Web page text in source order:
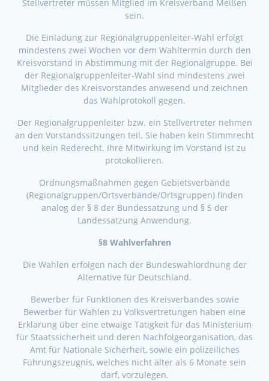
Stellvertreter müssen Mitglied im Kreisverband Meißen
sein.
Die Einladung zur Regionalgruppenleiter-Wahl erfolgt
mindestens zwei Wochen vor dem Wahltermin durch den
Kreisvorstand in Abstimmung mit der Regionalgruppe. Bei
der Regionalgruppenleiter-Wahl sind mindestens zwei
Mitglieder des Kreisvorstandes anwesend und zeichnen
das Wahlprotokoll gegen.
Der Regionalgruppenleiter bzw. ein Stellvertreter nehmen
an den Vorstandssitzungen teil. Sie haben kein Stimmrecht
und kein Rederecht. Ihre Mitwirkung im Vorstand ist zu
protokollieren.
Ordnungsmaßnahmen gegen Gebietsverbände
(Regionalgruppen/Ortsverbände/Ortsgruppen) finden
analog der § 8 der Bundessatzung und § 5 der
Landessatzung Anwendung.
§8 Wahlverfahren
Die Wahlen erfolgen nach der Bundeswahlordnung der
Alternative für Deutschland.
Bewerber für Funktionen des Kreisverbandes sowie
Bewerber für Wahlen zu Volksvertretungen haben eine
Erklärung über eine etwaige Tätigkeit für das Ministerium
für Staatssicherheit und deren Nachfolgeorganisation, das
Amt für Nationale Sicherheit, sowie ein polizeiliches
Führungszeugnis, welches nicht älter als 6 Monate sein
darf, vorzulegen.